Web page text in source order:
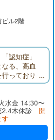
ビル2階
認知症」
る、高血
っており
はご相談
すりの福
。頭痛専門
。
金 14:30〜
木休診 開